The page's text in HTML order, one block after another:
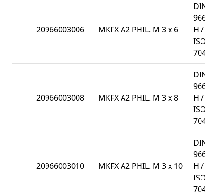
20966003006 MKFX A2 PHIL. M 3 x 6
DIN
966-
H /
ISO
7047
20966003008 MKFX A2 PHIL. M 3 x 8
DIN
966-
H /
ISO
7047
20966003010 MKFX A2 PHIL. M 3 x 10
DIN
966-
H /
ISO
7047